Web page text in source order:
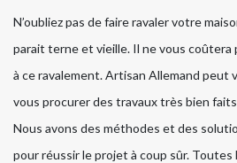
N’oubliez pas de faire ravaler votre
parait terne et vieille. Il ne vous coûtera
à ce ravalement. Artisan Allemand peut
vous procurer des travaux très bien
Nous avons des méthodes et des
pour réussir le projet à coup sûr.